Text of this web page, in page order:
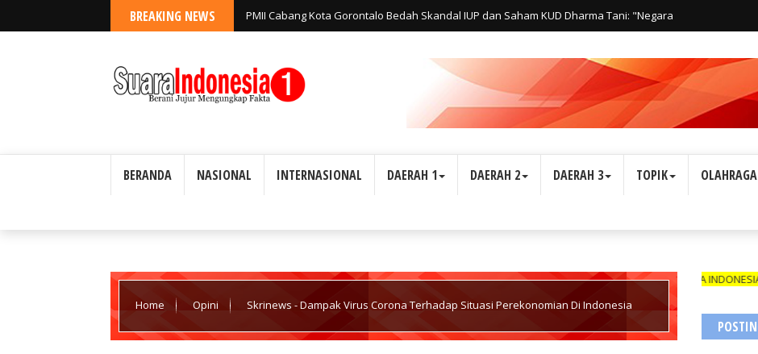
BREAKING NEWS PMII Cabang Kota Gorontalo Bedah Skandal IUP dan Saham KUD Dharma Tani: "Negara
BERANDA NASIONAL INTERNASIONAL DAERAH 1 DAERAH 2 DAERAH 3 TOPIK OLAHRAGA
Home Opini Skrinews - Dampak Virus Corona Terhadap Situasi Perekonomian Di Indonesia
WARTAWAN SUARA INDONESIA1